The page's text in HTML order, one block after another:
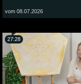
vom 08.07.2026
27:28